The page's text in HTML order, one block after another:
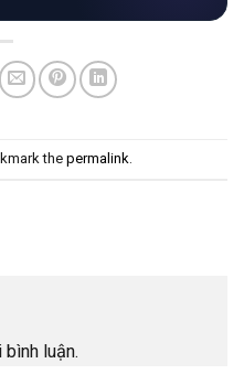
the permalink
luận.